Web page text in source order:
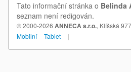
Tato informační stránka o Belinda
seznam není redigován.
© 2000-2026 ANNECA s.r.o., Klíšská
Mobilní
Tablet |